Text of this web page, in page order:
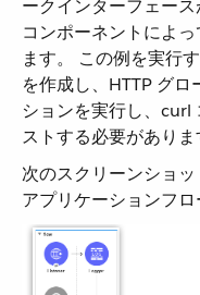
ークインターフェース
コンポーネントによっ
ます。 この例を実行
を作成し、HTTP グ
ションを実行し、curl
ストする必要がありま
次のスクリーンショ
アプリケーションフロ